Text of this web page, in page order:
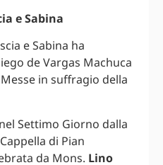
e Sabina
e Sabina ha
de Vargas Machuca
in suffragio della
Settimo Giorno dalla
di Pian
da Mons. Lino